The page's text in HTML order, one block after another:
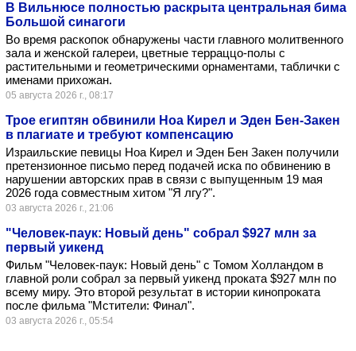
В Вильнюсе полностью раскрыта центральная бима
Большой синагоги
Во время раскопок обнаружены части главного молитвенного
зала и женской галереи, цветные терраццо-полы с
растительными и геометрическими орнаментами, таблички с
именами прихожан.
05 августа 2026 г., 08:17
Трое египтян обвинили Ноа Кирел и Эден Бен-Закен
в плагиате и требуют компенсацию
Израильские певицы Ноа Кирел и Эден Бен Закен получили
претензионное письмо перед подачей иска по обвинению в
нарушении авторских прав в связи с выпущенным 19 мая
2026 года совместным хитом "Я лгу?".
03 августа 2026 г., 21:06
"Человек-паук: Новый день" собрал $927 млн за
первый уикенд
Фильм "Человек-паук: Новый день" с Томом Холландом в
главной роли собрал за первый уикенд проката $927 млн по
всему миру. Это второй результат в истории кинопроката
после фильма "Мстители: Финал".
03 августа 2026 г., 05:54